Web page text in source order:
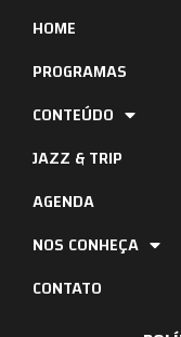
HOME
PROGRAMAS
CONTEÚDO
JAZZ & TRIP
AGENDA
NOS CONHEÇA
CONTATO